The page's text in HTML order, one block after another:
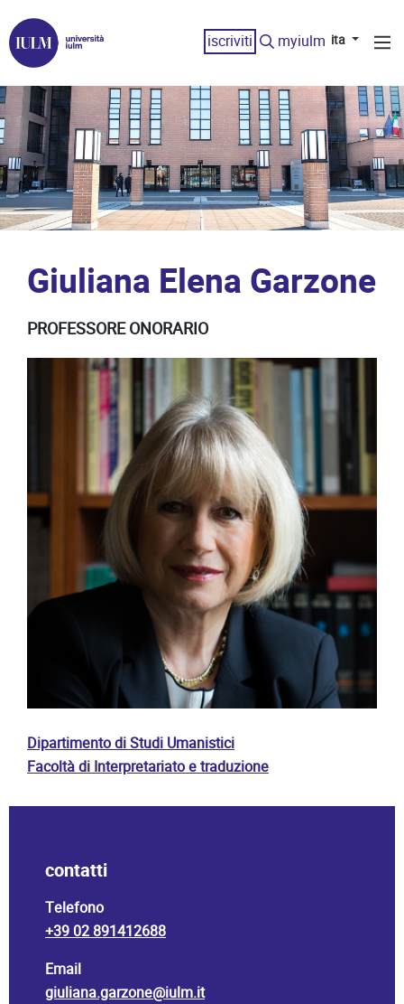
iscriviti myiulm ita
Giuliana Elena Garzone
PROFESSORE ONORARIO
Dipartimento di Studi Umanistici
Facoltà di Interpretariato e traduzione
contatti
Telefono
+39 02 891412688
Email
giuliana.garzone@iulm.it